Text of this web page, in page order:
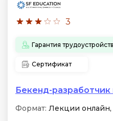
3
Гарантия
Сертификат
Бекенд-разработчик
Формат: Лекции онлайн,